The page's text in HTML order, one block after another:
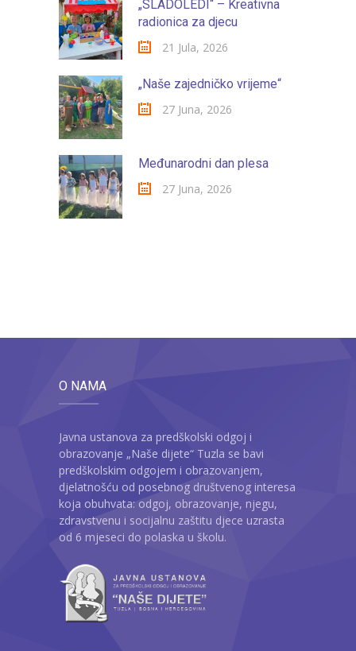
„SLADOLEDI“ – Kreativna
radionica za djecu
21 Jula, 2026
„Naše zajedničko vrijeme“
27 Juna, 2026
Međunarodni dan plesa
27 Juna, 2026
O NAMA
Javna ustanova za predškolski odgoj i
obrazovanje „Naše dijete“ Tuzla se bavi
predškolskim odgojem i obrazovanjem,
djelatnošću od posebnog društvenog interesa
koja obuhvata: odgoj, obrazovanje, njegu,
zdravstvenu i socijalnu zaštitu djece uzrasta
od 6 mjeseci do polaska u školu.